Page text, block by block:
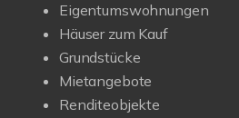
Eigentumswohnungen
Häuser zum Kauf
Grundstücke
Mietangebote
Renditeobjekte